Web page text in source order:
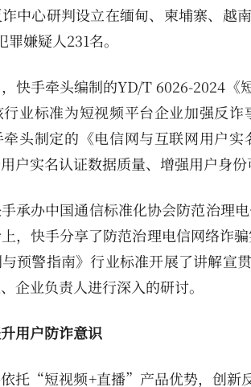
中心研判设立在缅甸、柬埔寨、越
嫌疑人231名。
快手牵头编制的YD/T 6026-2024
业标准为短视频平台企业加强反
头制定的《电信网与互联网用户
户实名认证数据质量、增强用户身份
承办中国通信标准化协会防范治理
，快手分享了防范治理电信网络诈
预警指南》行业标准开展了讲解宣
企业负责人进行深入的研讨。
用户防诈意识
托“短视频+直播”产品优势，创新